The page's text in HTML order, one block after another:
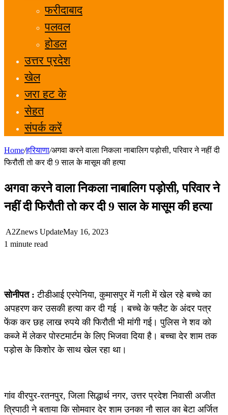
फरीदाबाद
पलवल
होडल
उत्तर प्रदेश
खेल
जरा हट के
सेहत
संपर्क करें
Home/हरियाणा/अगवा करने वाला निकला नाबालिग पड़ोसी, परिवार ने नहीं दी
फिरौती तो कर दी 9 साल के मासूम की हत्या
अगवा करने वाला निकला नाबालिग पड़ोसी, परिवार ने
नहीं दी फिरौती तो कर दी 9 साल के मासूम की हत्या
A2Znews UpdateMay 16, 2023
1 minute read
सोनीपत : टीडीआई एस्पेनिया, कुमासपुर में गली में खेल रहे बच्चे का
अपहरण कर उसकी हत्या कर दी गई । बच्चे के फ्लैट के अंदर पत्र
फेंक कर छह लाख रुपये की फिरौती भी मांगी गई। पुलिस ने शव को
कब्जे में लेकर पोस्टमार्टम के लिए भिजवा दिया है। बच्चा देर शाम तक
पड़ोस के किशोर के साथ खेल रहा था।
गांव वीरपुर-रतनपुर, जिला सिद्धार्थ नगर, उत्तर प्रदेश निवासी अजीत
त्रिपाठी ने बताया कि सोमवार देर शाम उनका नौ साल का बेटा अर्जित